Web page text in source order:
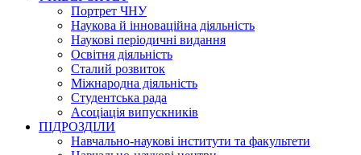
Портрет ЧНУ
Наукова й інноваційна діяльність
Наукові періодичні видання
Освітня діяльність
Сталий розвиток
Міжнародна діяльність
Студентська рада
Асоціація випускників
ПІДРОЗДІЛИ
Навчально-наукові інститути та факультети